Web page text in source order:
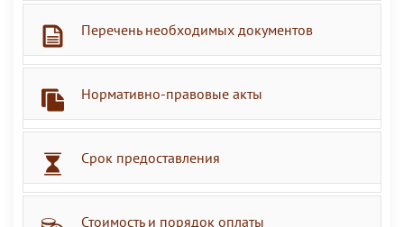
Перечень необходимых документов
Нормативно-правовые акты
Срок предоставления
Стоимость и порядок оплаты